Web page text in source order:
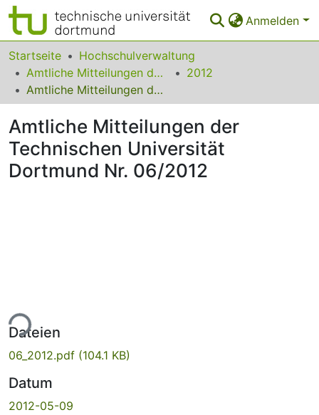
Anmelden
Bereiche & Sammlungen
Das gesamte Repositorium
FAQ
Leitlinien
Startseite
Hochschulverwaltung
Amtliche Mitteilungen der Technischen Universität Dortmund
2012
Amtliche Mitteilungen der Technischen Universität Dortmund Nr. 06/2012
Amtliche Mitteilungen der
Technischen Universität
Dortmund Nr. 06/2012
Dateien
06_2012.pdf (104.1 KB)
Datum
2012-05-09